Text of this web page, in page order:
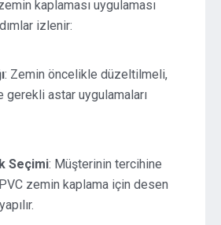
kaplaması uygulaması
izlenir:
: Zemin öncelikle düzeltilmeli,
astar uygulamaları
Seçimi: Müşterinin tercihine
zemin kaplama için desen